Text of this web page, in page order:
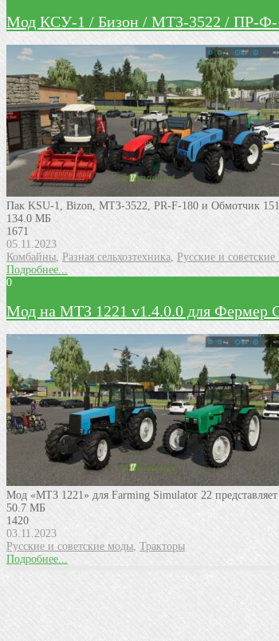
Мод КСУ-1 / Бизон / МТЗ-3522 / ПР-Ф-
Пак KSU-1, Bizon, МТЗ-3522, PR-F-180 и Обмотчик
134.0 МБ
1671
05.11.2023
Комбайны Разная сельхозтехника, Русские и
Подробнее...
0
Мод на МТЗ 1221 v1.4.0.0 для Фермер
Мод «МТЗ 1221» для Farming Simulator 22
50.7 МБ
1420
03.11.2023
Русские и советские моды Тракторы
Подробнее...